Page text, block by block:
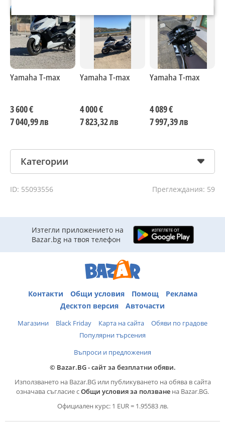
Yamaha T-max
3 600 €
7 040,99 лв
Yamaha T-max
4 000 €
7 823,32 лв
Yamaha T-max
4 089 €
7 997,39 лв
Категории
ID: 55093556 Преглеждания: 59
Изтегли приложението на
Bazar.bg на твоя телефон
Контакти Общи условия Помощ
Реклама
Десктоп версия
Авточасти
Магазини Black Friday Карта на сайта
Обяви по градове
Популярни търсения
Въпроси и предложения
© Bazar.BG - сайт за безплатни обяви.
Използването на Bazar.BG или публикуването на обява в сайта
означава съгласие сОбщи условия за ползване на Bazar.BG.
Официален курс: 1 EUR = 1.95583 лв.